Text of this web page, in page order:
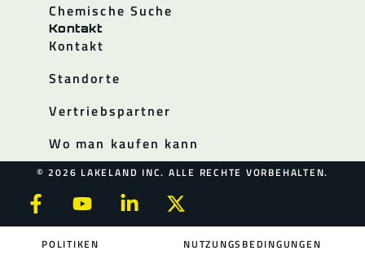
Chemische Suche
Kontakt
Kontakt
Standorte
Vertriebspartner
Wo man kaufen kann
© 2026 LAKELAND INC. ALLE RECHTE VORBEHALTEN.
POLITIKEN NUTZUNGSBEDINGUNGEN